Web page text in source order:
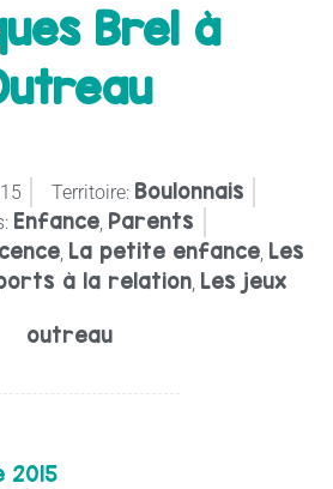
Brel à
Territoire: Boulonnais
Enfance Parents
La petite enfance Les
à la relation Les jeux
outreau